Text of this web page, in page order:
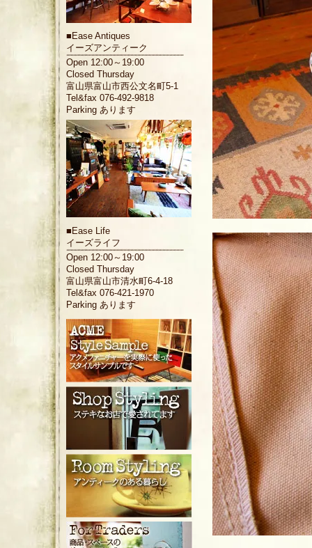
■ Ease Antiques
イーズアンティーク
Open 12:00～19:00
Closed Thursday
富山県富山市西公文名町5-1
Tel&fax 076-492-9818
Parking あります
■ Ease Life
イーズライフ
Open 12:00～19:00
Closed Thursday
富山県富山市清水町6-4-18
Tel&fax 076-421-1970
Parking あります